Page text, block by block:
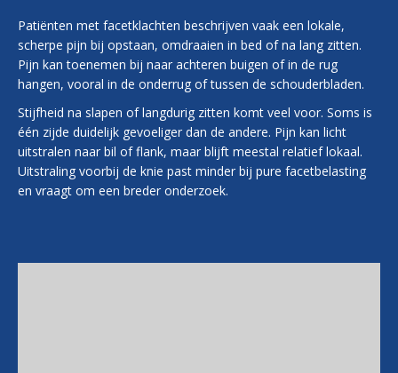
Patiënten met facetklachten beschrijven vaak een lokale,
scherpe pijn bij opstaan, omdraaien in bed of na lang zitten.
Pijn kan toenemen bij naar achteren buigen of in de rug
hangen, vooral in de onderrug of tussen de schouderbladen.
Stijfheid na slapen of langdurig zitten komt veel voor. Soms is
één zijde duidelijk gevoeliger dan de andere. Pijn kan licht
uitstralen naar bil of flank, maar blijft meestal relatief lokaal.
Uitstraling voorbij de knie past minder bij pure facetbelasting
en vraagt om een breder onderzoek.